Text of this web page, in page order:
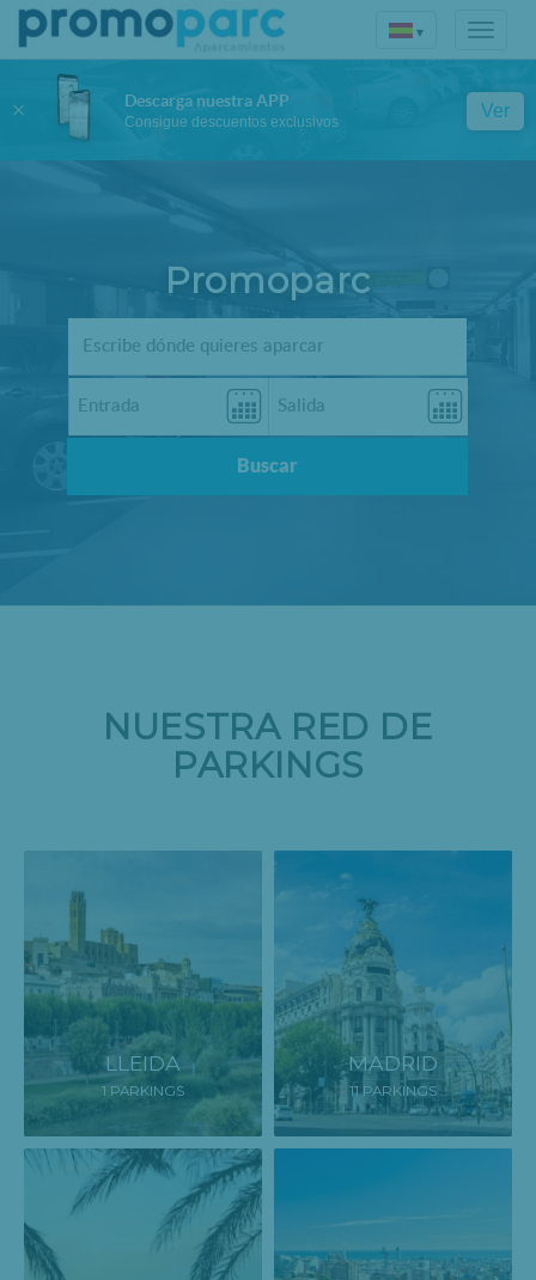
▾
Promoparc
Buscar
NUESTRA RED DE
PARKINGS
LLEIDA
1 PARKINGS
MADRID
11 PARKINGS
Descarga nuestra APP
Consigue descuentos exclusivos
Ver